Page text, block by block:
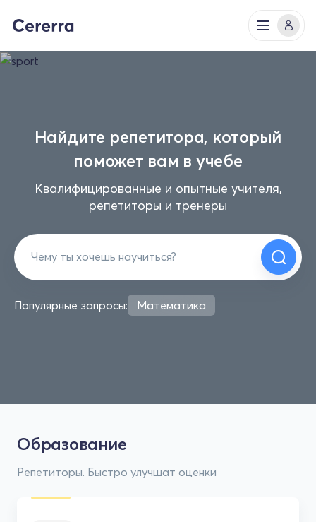
Найдите репетитора, который
поможет вам в учебе
Квалифицированные и опытные учителя,
репетиторы и тренеры
Популярные запросы: Математика
Образование
Репетиторы. Быстро улучшат оценки